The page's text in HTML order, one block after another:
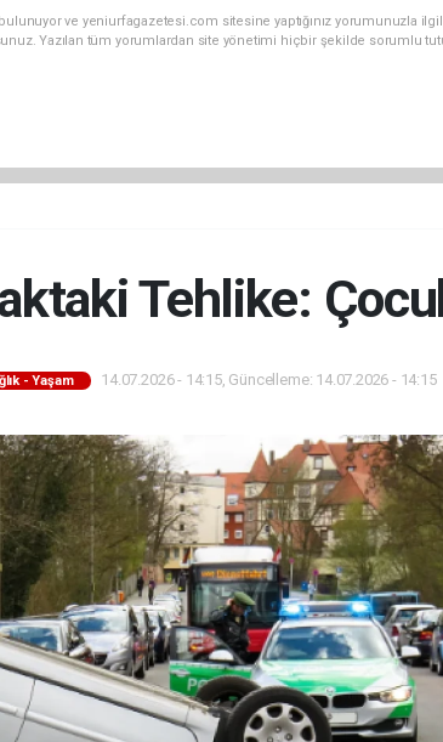
ve yeniurfagazetesi.com sitesine yaptığınız yorumunuzla
Yazılan tüm yorumlardan site yönetimi hiçbir şekilde sorumlu
Tehlike:
- Yaşam 14.07.2026 - 14:15, Güncelleme: 14.07.2026 - 14:15